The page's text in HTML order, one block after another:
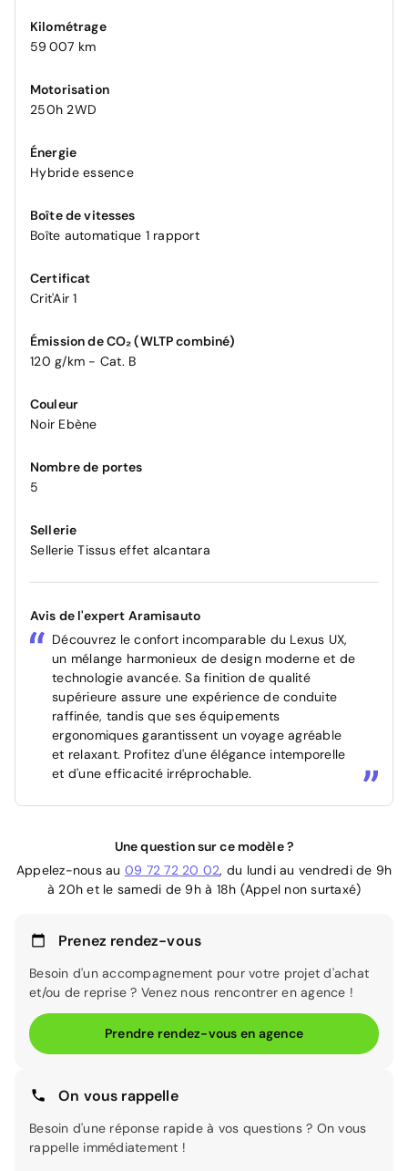
Kilométrage
59 007 km
Motorisation
250h 2WD
Énergie
Hybride essence
Boîte de vitesses
Boîte automatique 1 rapport
Certificat
Crit'Air 1
Émission de CO₂ (WLTP combiné)
120 g/km - Cat. B
Couleur
Noir Ebène
Nombre de portes
5
Sellerie
Sellerie Tissus effet alcantara
Avis de l'expert Aramisauto
Découvrez le confort incomparable du Lexus UX,
un mélange harmonieux de design moderne et de
technologie avancée. Sa finition de qualité
supérieure assure une expérience de conduite
raffinée, tandis que ses équipements
ergonomiques garantissent un voyage agréable
et relaxant. Profitez d'une élégance intemporelle
et d'une efficacité irréprochable.
Une question sur ce modèle ?
Appelez-nous au 09 72 72 20 02, du lundi au vendredi de 9h
à 20h et le samedi de 9h à 18h (Appel non surtaxé)
Prenez rendez-vous
Besoin d'un accompagnement pour votre projet d'achat
et/ou de reprise ? Venez nous rencontrer en agence !
Prendre rendez-vous en agence
On vous rappelle
Besoin d'une réponse rapide à vos questions ? On vous
rappelle immédiatement !